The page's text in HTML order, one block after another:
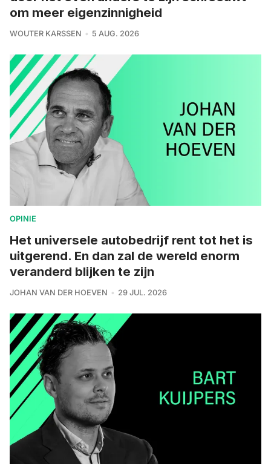
om meer eigenzinnigheid
WOUTER KARSSEN 5 AUG. 2026
OPINIE
Het universele autobedrijf rent tot het is
uitgerend. En dan zal de wereld enorm
veranderd blijken te zijn
JOHAN VAN DER HOEVEN 29 JUL. 2026